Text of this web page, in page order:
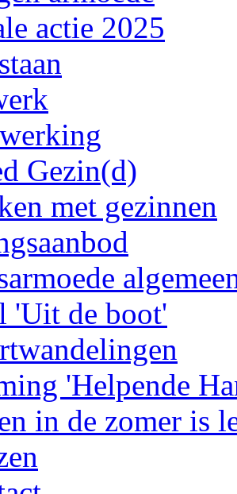
actie 2025
Gezin(d)
met gezinnen
'Uit de boot'
'Helpende
in de zomer is